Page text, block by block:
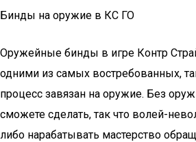
Бинды на оружие в КС ГО
Оружейные бинды в игре Контр
одними из самых востребованных,
процесс завязан на оружие. Без
сможете сделать, так что волей-
либо нарабатывать мастерство